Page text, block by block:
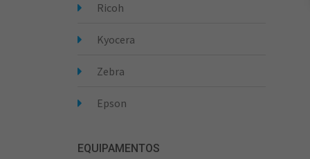
Ricoh
Kyocera
Zebra
Epson
EQUIPAMENTOS